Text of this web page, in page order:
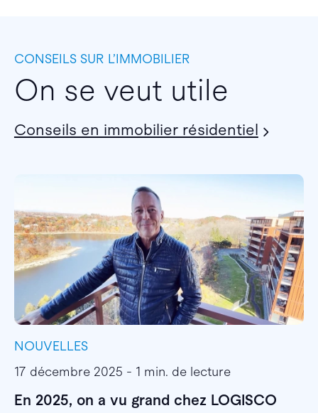
CONSEILS SUR L’IMMOBILIER
On se veut utile
Conseils en immobilier résidentiel
NOUVELLES
17 décembre 2025 - 1 min. de lecture
En 2025, on a vu grand chez LOGISCO